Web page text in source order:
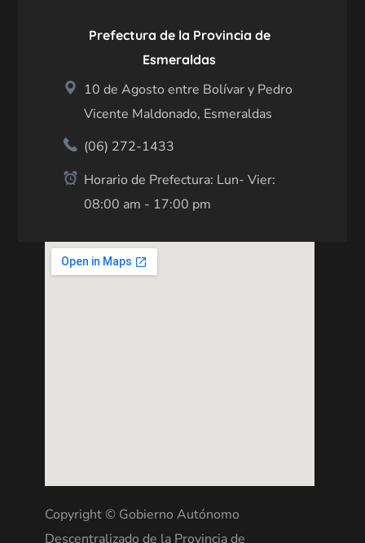
Prefectura de la Provincia de
Esmeraldas
10 de Agosto entre Bolívar y Pedro
Vicente Maldonado, Esmeraldas
(06) 272-1433
Horario de Prefectura: Lun- Vier:
08:00 am - 17:00 pm
Copyright © Gobierno Autónomo
Descentralizado de la Provincia de